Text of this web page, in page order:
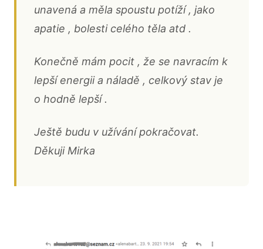
unavená a měla spoustu potíží , jako
apatie , bolesti celého těla atd .
Konečně mám pocit , že se navracím k
lepší energii a náladě , celkový stav je
o hodně lepší .
Ještě budu v užívání pokračovat.
Děkuji Mirka